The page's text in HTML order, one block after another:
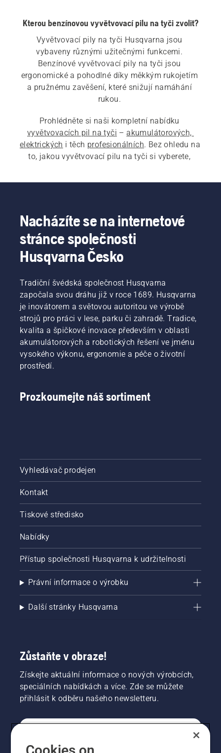
Kterou benzínovou vyvětvovací pilu na tyči zvolit?
Vyvětvovací pily na tyči Husqvarna jsou
vybaveny různými užitečnými funkcemi.
Benzínové vyvětvovací pily na tyči jsou
ergonomické a pohodlné díky měkkým rukojetím
a pružnému zavěšení, které snižují namáhání
vyvětvovacích pil na tyči – akumulátorových,
elektrických i těch profesionálních. Bez ohledu na
to, jakou vyvětvovací pilu na tyči si vyberete,
jakoukoli práci.
Nacházíte se na internetové
stránce společnosti
Husqvarna Česko
Tradiční švédská společnost Husqvarna
započala svou dráhu již v roce 1689. Husqvarna
je inovátorem a světovou autoritou ve výrobě
strojů pro práci v lese, parku či zahradě. Tradice,
kvalita a špičkové inovace především v oblasti
akumulátorových a robotických řešení ve jménu
vysokého výkonu, ergonomie a péče o životní
prostředí.
Prozkoumejte náš sortiment
Vyhledávač prodejen
Kontakt
Tiskové středisko
Nabídky
Přístup společnosti Husqvarna k udržitelnosti
Právní informace o výrobku
Další stránky Husqvarna
Zůstaňte v obraze!
Získejte aktuální informace o nových výrobcích,
speciálních nabídkách a více. Zde se můžete
přihlásit k odběru našeho newsletteru.